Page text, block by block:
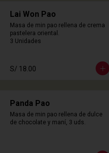
Lai Won Pao
Masa de min pao rellena de crema
pastelera oriental.
3 Unidades
S/ 18.00
Panda Pao
Masa de min pao rellena de dulce
de chocolate y maní, 3 uds.